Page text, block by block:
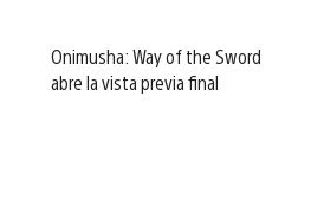
Onimusha: Way of the Sword
abre la vista previa final